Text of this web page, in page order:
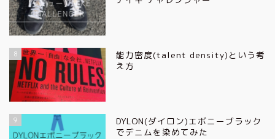
8
能力密度(talent density)という考
え方
9
DYLON(ダイロン)エボニーブラック
でデニムを染めてみた